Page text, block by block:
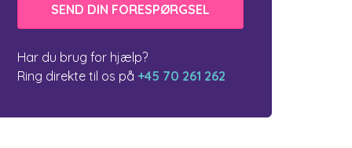
Har du brug for hjælp?
Ring direkte til os på +45 70 261 262